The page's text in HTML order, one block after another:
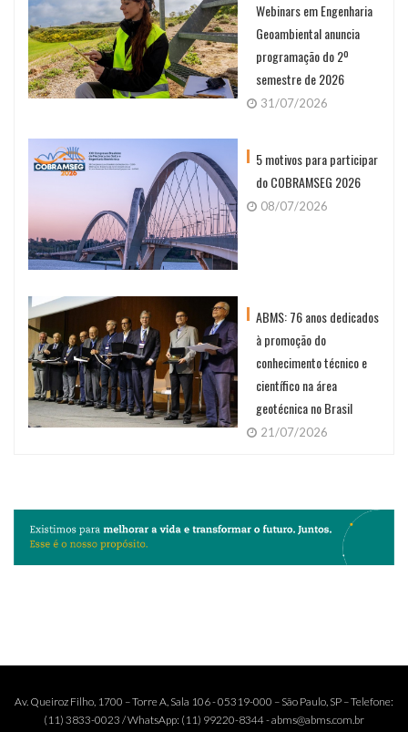
Webinars em Engenharia
Geoambiental anuncia
programação do 2º
semestre de 2026
31/07/2026
5 motivos para participar
do COBRAMSEG 2026
08/07/2026
ABMS: 76 anos dedicados
à promoção do
conhecimento técnico e
científico na área
geotécnica no Brasil
21/07/2026
Av. Queiroz Filho, 1700 – Torre A, Sala 106 - 05319-000 – São Paulo, SP – Telefone:
(11) 3833-0023 / WhatsApp: (11) 99220-8344 - abms@abms.com.br